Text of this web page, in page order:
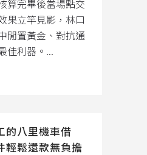
算完畢後當場點交
果立竿見影，林口
閒置黃金、對抗通
佳利器。...
的八里機車借
輕鬆還款無負擔